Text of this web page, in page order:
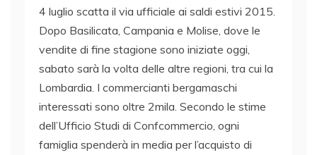
4 luglio scatta il via ufficiale ai saldi estivi 2015.
Dopo Basilicata, Campania e Molise, dove le
vendite di fine stagione sono iniziate oggi,
sabato sarà la volta delle altre regioni, tra cui la
Lombardia. I commercianti bergamaschi
interessati sono oltre 2mila. Secondo le stime
dell’Ufficio Studi di Confcommercio, ogni
famiglia spenderà in media per l’acquisto di